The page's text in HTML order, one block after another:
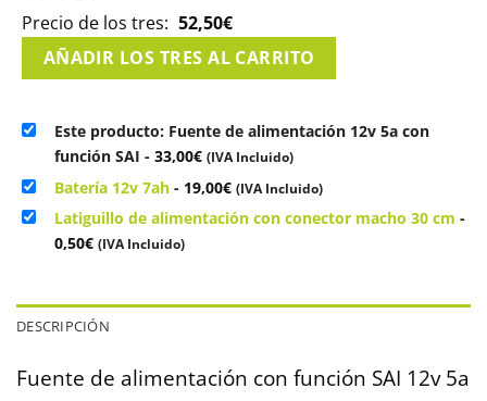
Precio de los tres: 52,50€
AÑADIR LOS TRES AL CARRITO
Este producto: Fuente de alimentación 12v 5a con
función SAI - 33,00€ (IVA Incluido)
Batería 12v 7ah - 19,00€ (IVA Incluido)
Latiguillo de alimentación con conector macho 30 cm -
0,50€ (IVA Incluido)
DESCRIPCIÓN
Fuente de alimentación con función SAI 12v 5a